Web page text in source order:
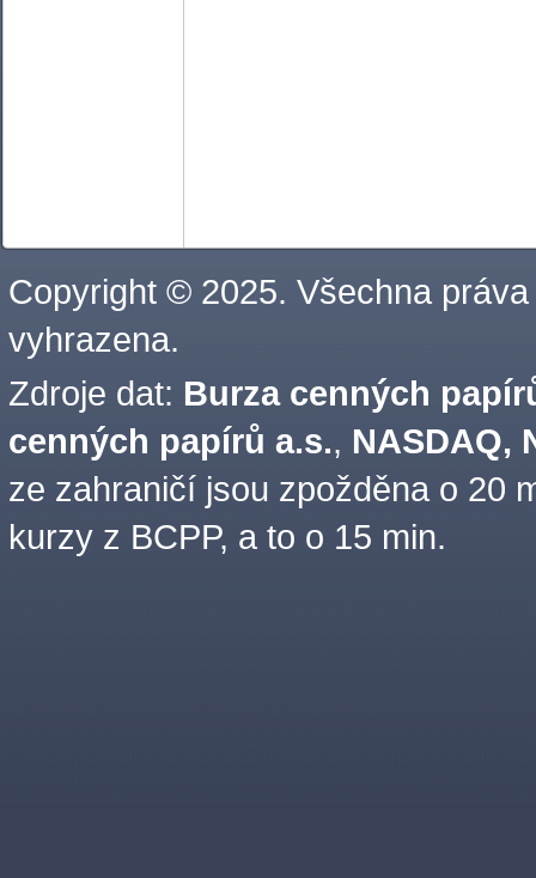
Copyright © 2025. Všechna práva
vyhrazena.
Zdroje dat: Burza cenných
cenných papírů a.s., NASDAQ,
ze zahraničí jsou zpožděna o 20
kurzy z BCPP, a to o 15 min.